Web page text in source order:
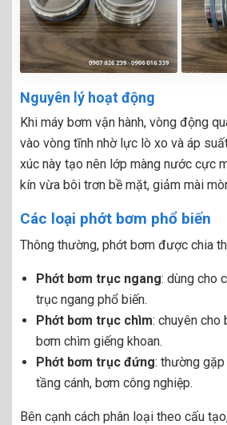
Nguyên lý hoạt động
Khi máy bơm vận hành, vòng động
vào vòng tĩnh nhờ lực lò xo và áp
xúc này tạo nên lớp màng nước cực
kín vừa bôi trơn bề mặt, giảm mài
Các loại phớt bơm phổ biến
Thông thường, phớt bơm được chia
Phớt bơm trục ngang: dùng cho
trục ngang phổ biến.
Phớt bơm trục chìm: chuyên cho
bơm chìm giếng khoan.
Phớt bơm trục đứng: thường
tầng cánh, bơm công nghiệp.
Bên cạnh cách phân loại theo cấu